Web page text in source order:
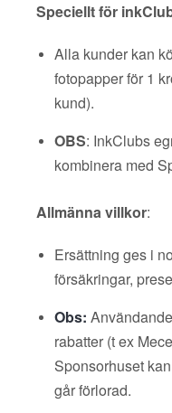
Speciellt för
Alla kunder kan
fotopapper för 1
kund).
OBS: InkClubs
kombinera med
Allmänna villkor:
Ersättning ges i
försäkringar,
Obs:
rabatter (t ex
Sponsorhuset
går förlorad.